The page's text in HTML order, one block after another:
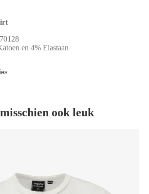
en 4% Elastaan
ook leuk